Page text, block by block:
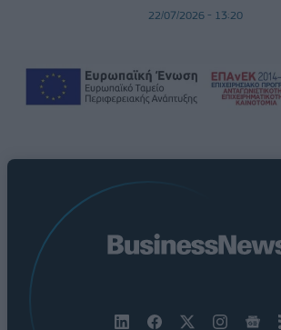
22/07/2026 - 13:20